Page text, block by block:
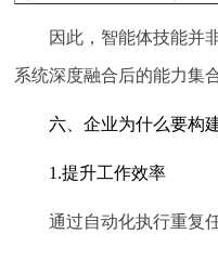
因此，智能体技能并
系统深度融合后的能力集合
六、企业为什么要构
1.提升工作效率
通过自动化执行重复